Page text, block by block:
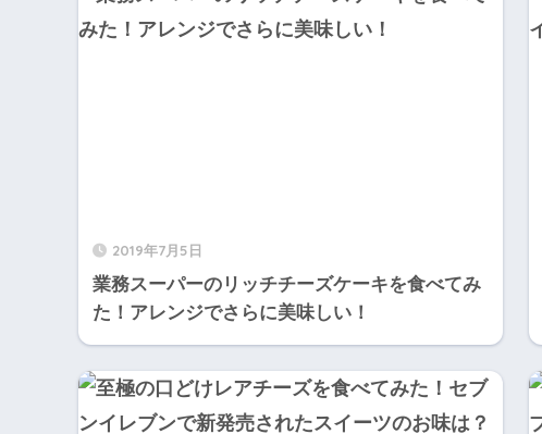
2019年7月5日
業務スーパーのリッチチーズケーキを食べてみ
た！アレンジでさらに美味しい！